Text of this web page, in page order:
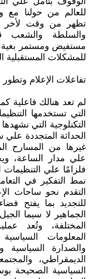
للعالم من حولنا مع
تظهر من وقت لأخر
والسلطة والشعب
مستفيض ومستمر بغية
للمشكلات المستقبلية
تفاعلات الإعلام وتطور
لم تعد هنالك فاعلية
التي تستخدمها
التكنلوجية التي
الحداثة المتجددة
غيرها من المسارح
علي مدار الساعة،
فلزامًا علي التنظيمات
نمط التفكير في
التقدم نحو ساحات
للتجديد بما يفتح
الجماهير لا سيما
المختلفة، وتُعد
المعلومات
والصدارة السياسية
الديمقراطي،
السياسية الصحيحة